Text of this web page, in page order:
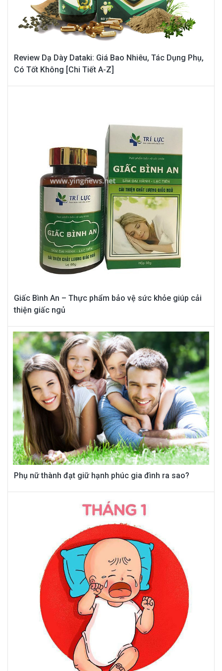
Review Dạ Dày Dataki: Giá Bao Nhiêu, Tác Dụng Phụ,
Có Tốt Không [Chi Tiết A-Z]
Giấc Bình An – Thực phẩm bảo vệ sức khỏe giúp cải
thiện giấc ngủ
Phụ nữ thành đạt giữ hạnh phúc gia đình ra sao?